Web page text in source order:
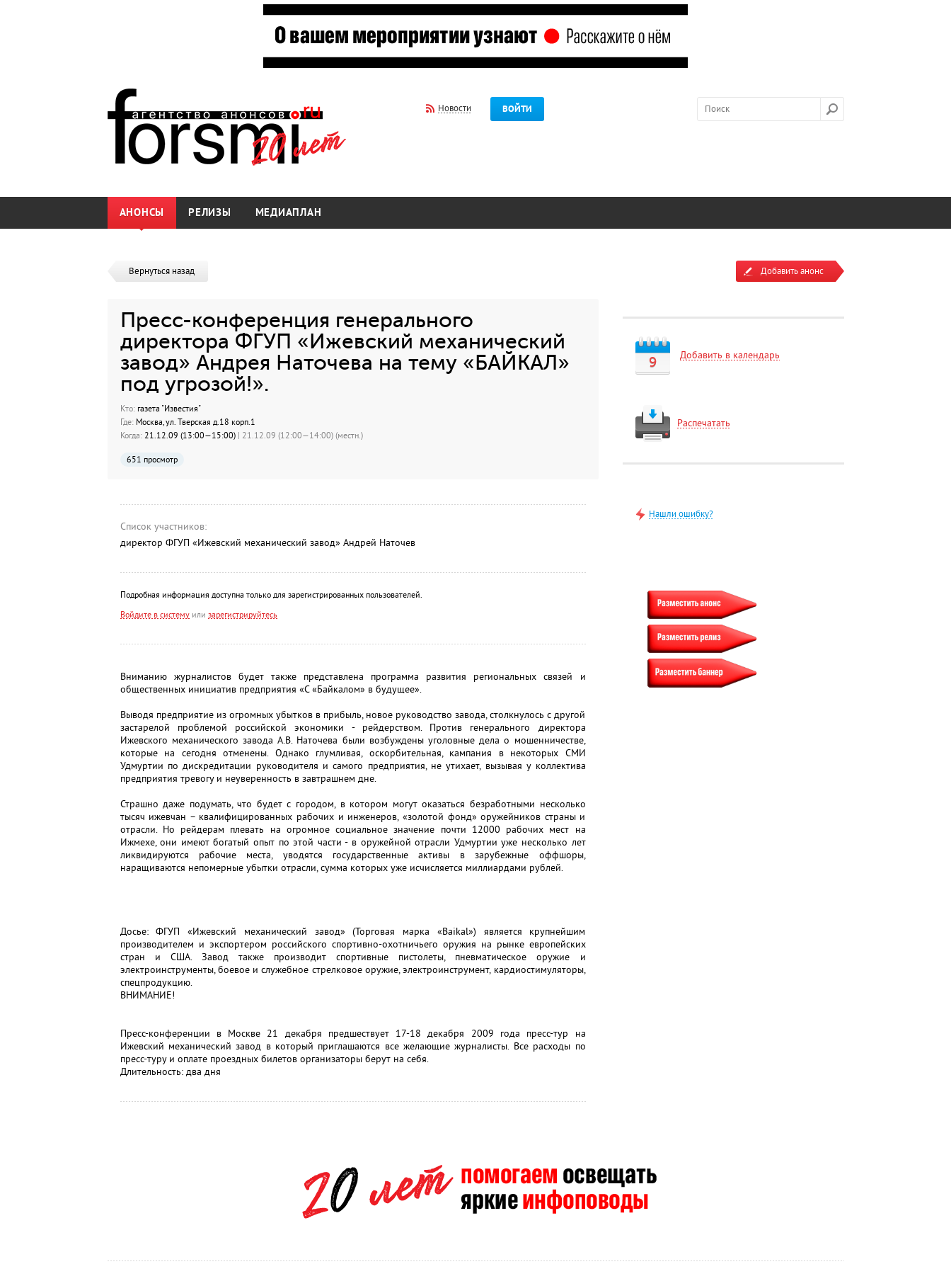
Новости ВОЙТИ
АНОНСЫ РЕЛИЗЫ МЕДИАПЛАН
Вернуться назад
Пресс-конференция генерального
директора ФГУП «Ижевский механический
завод» Андрея Наточева на тему «БАЙКАЛ»
под угрозой!».
Кто:газета "Известия"
Где:Москва, ул. Тверская д.18 корп.1
Когда:21.12.09 (13:00—15:00) | 21.12.09 (12:00—14:00) (местн.)
651 просмотр
Список участников:
директор ФГУП «Ижевский механический завод» Андрей Наточев
Подробная информация доступна только для зарегистрированных пользователей.
Войдите в системуили зарегистрируйтесь
Вниманию журналистов будет также представлена программа развития региональных связей и
общественных инициатив предприятия «С «Байкалом» в будущее».
Выводя предприятие из огромных убытков в прибыль, новое руководство завода, столкнулось с другой
застарелой проблемой российской экономики - рейдерством. Против генерального директора
Ижевского механического завода А.В. Наточева были возбуждены уголовные дела о мошенничестве,
которые на сегодня отменены. Однако глумливая, оскорбительная, кампания в некоторых СМИ
Удмуртии по дискредитации руководителя и самого предприятия, не утихает, вызывая у коллектива
предприятия тревогу и неуверенность в завтрашнем дне.
Страшно даже подумать, что будет с городом, в котором могут оказаться безработными несколько
тысяч ижевчан – квалифицированных рабочих и инженеров, «золотой фонд» оружейников страны и
отрасли. Но рейдерам плевать на огромное социальное значение почти 12000 рабочих мест на
Ижмехе, они имеют богатый опыт по этой части - в оружейной отрасли Удмуртии уже несколько лет
ликвидируются рабочие места, уводятся государственные активы в зарубежные оффшоры,
наращиваются непомерные убытки отрасли, сумма которых уже исчисляется миллиардами рублей.
Досье: ФГУП «Ижевский механический завод» (Торговая марка «Baikal») является крупнейшим
производителем и экспортером российского спортивно-охотничьего оружия на рынке европейских
стран и США. Завод также производит спортивные пистолеты, пневматическое оружие и
электроинструменты, боевое и служебное стрелковое оружие, электроинструмент, кардиостимуляторы,
спецпродукцию.
ВНИМАНИЕ!
Пресс-конференции в Москве 21 декабря предшествует 17-18 декабря 2009 года пресс-тур на
Ижевский механический завод в который приглашаются все желающие журналисты. Все расходы по
пресс-туру и оплате проездных билетов организаторы берут на себя.
Длительность: два дня
Добавить анонс
9 Добавить в календарь
Распечатать
Нашли ошибку?